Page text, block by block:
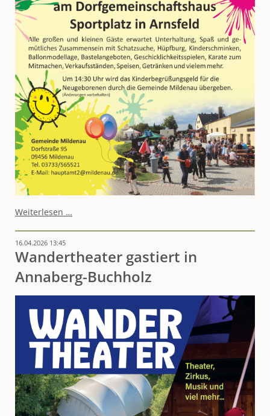
Weiterlesen …
am
Juni
16.04.2026 13:45
Wandertheater gastiert in
Annaberg-Buchholz